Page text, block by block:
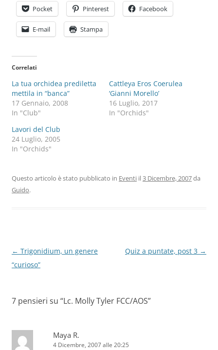
Pocket Pinterest Facebook
E-mail Stampa
Correlati
La tua orchidea prediletta
mettila in “banca”
17 Gennaio, 2008
In "Club"
Cattleya Eros Coerulea
‘Gianni Morello’
16 Luglio, 2017
In "Orchids"
Lavori del Club
24 Luglio, 2005
In "Orchids"
Questo articolo è stato pubblicato in Eventi il3 Dicembre, 2007da
Guido.
Navigazione
articolo
← Trigonidium, un genere
“curioso”
Quiz a puntate, post 3 →
7 pensieri su “Lc. Molly Tyler FCC/AOS”
Maya R.
4 Dicembre, 2007 alle 20:25